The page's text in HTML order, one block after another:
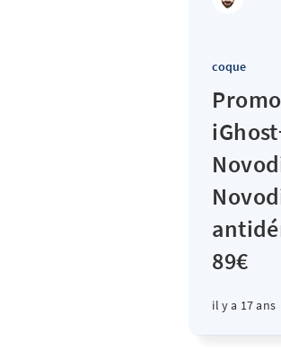
coque
89€
il y a 17 ans